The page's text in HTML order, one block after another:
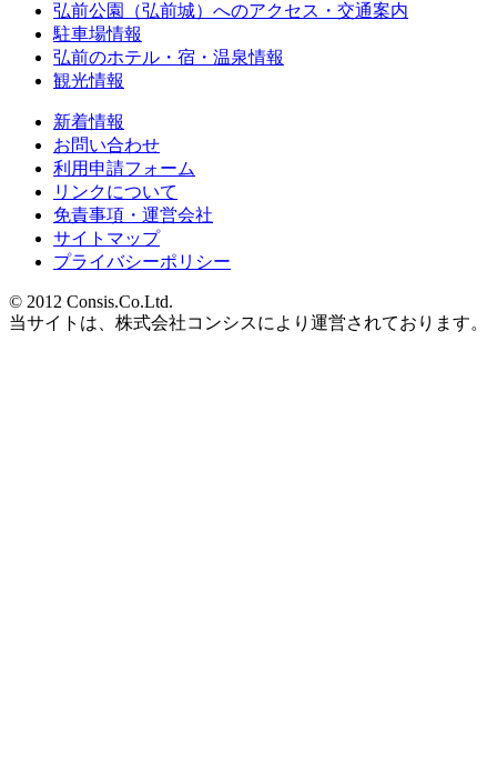
弘前公園（弘前城）へのアクセス・交通案内
駐車場情報
弘前のホテル・宿・温泉情報
観光情報
新着情報
お問い合わせ
利用申請フォーム
リンクについて
免責事項・運営会社
サイトマップ
プライバシーポリシー
© 2012 Consis.Co.Ltd.
当サイトは、株式会社コンシスにより運営されております。